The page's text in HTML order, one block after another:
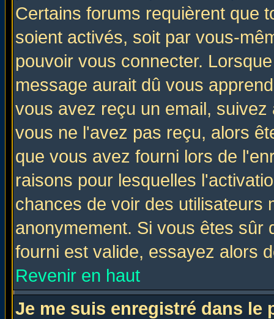
Certains forums requièrent que
soient activés, soit par vous-
pouvoir vous connecter.
message aurait dû vous
vous avez reçu un email,
vous ne l'avez pas reçu, alors
que vous avez fourni lors de
raisons pour lesquelles
chances de voir des utilisateurs
anonymement. Si vous êtes sûr
fourni est valide, essayez alors
Revenir en haut
Je me suis enregistré dans le